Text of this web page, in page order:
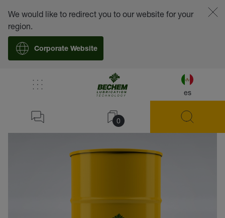
es
0
We would like to redirect you to our website for your
region.
Corporate Website